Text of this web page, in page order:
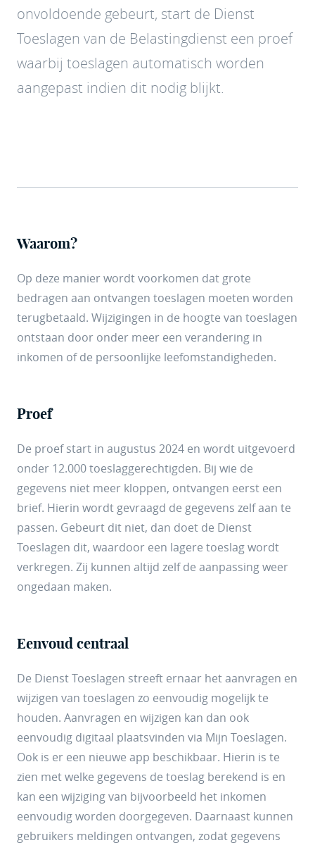
onvoldoende gebeurt, start de Dienst
Toeslagen van de Belastingdienst een proef
waarbij toeslagen automatisch worden
aangepast indien dit nodig blijkt.
Waarom?
Op deze manier wordt voorkomen dat grote
bedragen aan ontvangen toeslagen moeten worden
terugbetaald. Wijzigingen in de hoogte van toeslagen
ontstaan door onder meer een verandering in
inkomen of de persoonlijke leefomstandigheden.
Proef
De proef start in augustus 2024 en wordt uitgevoerd
onder 12.000 toeslaggerechtigden. Bij wie de
gegevens niet meer kloppen, ontvangen eerst een
brief. Hierin wordt gevraagd de gegevens zelf aan te
passen. Gebeurt dit niet, dan doet de Dienst
Toeslagen dit, waardoor een lagere toeslag wordt
verkregen. Zij kunnen altijd zelf de aanpassing weer
ongedaan maken.
Eenvoud centraal
De Dienst Toeslagen streeft ernaar het aanvragen en
wijzigen van toeslagen zo eenvoudig mogelijk te
houden. Aanvragen en wijzigen kan dan ook
eenvoudig digitaal plaatsvinden via Mijn Toeslagen.
Ook is er een nieuwe app beschikbaar. Hierin is te
zien met welke gegevens de toeslag berekend is en
kan een wijziging van bijvoorbeeld het inkomen
eenvoudig worden doorgegeven. Daarnaast kunnen
gebruikers meldingen ontvangen, zodat gegevens